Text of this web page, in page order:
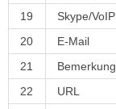
19
Skype/VoIP
20
E-Mail
21
Bemerkung
22
URL